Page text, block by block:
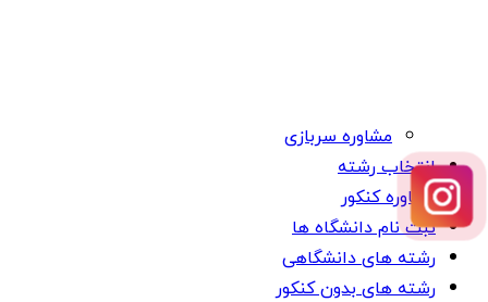
مشاوره سربازی
انتخاب رشته
مشاوره کنکور
ثبت نام دانشگاه ها
رشته های دانشگاهی
رشته های بدون کنکور